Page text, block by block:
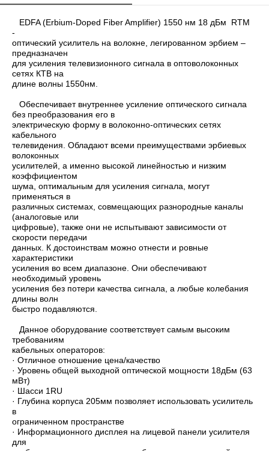
EDFA (Erbium-Doped Fiber Amplifier) 1550 нм 18 дБм RTM
-
оптический усилитель на волокне, легированном эрбием –
предназначен
для усиления телевизионного сигнала в оптоволоконных
сетях КТВ на
длине волны 1550нм.
Обеспечивает внутреннее усиление оптического сигнала
без преобразования его в
электрическую форму в волоконно-оптических сетях
кабельного
телевидения. Обладают всеми преимуществами эрбиевых
волоконных
усилителей, а именно высокой линейностью и низким
коэффициентом
шума, оптимальным для усиления сигнала, могут
применяться в
различных системах, совмещающих разнородные каналы
(аналоговые или
цифровые), также они не испытывают зависимости от
скорости передачи
данных. К достоинствам можно отнести и ровные
характеристики
усиления во всем диапазоне. Они обеспечивают
необходимый уровень
усиления без потери качества сигнала, а любые колебания
длины волн
быстро подавляются.
Данное оборудование соответствует самым высоким
требованиям
кабельных операторов:
· Отличное отношение цена/качество
· Уровень общей выходной оптической мощности 18дБм (63
мВт)
· Шасси 1RU
· Глубина корпуса 205мм позволяет использовать усилитель
в
ограниченном пространстве
· Информационного дисплея на лицевой панели усилителя
для